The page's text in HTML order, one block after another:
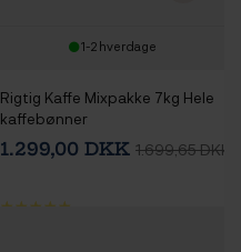
1-2 hverdage
Rigtig Kaffe Mixpakke 7kg Hele
kaffebønner
1.299,00 DKK 1.699,65 DKK